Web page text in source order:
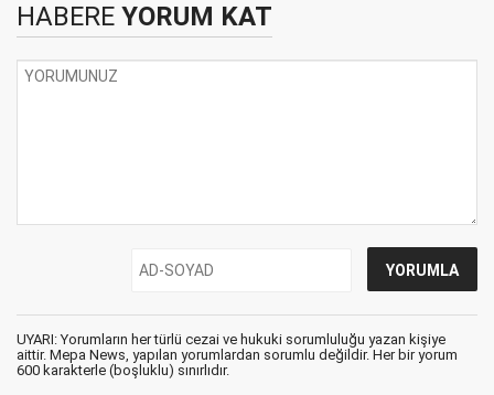
HABERE YORUM KAT
UYARI: Yorumların her türlü cezai ve hukuki sorumluluğu yazan kişiye
aittir. Mepa News, yapılan yorumlardan sorumlu değildir. Her bir yorum
600 karakterle (boşluklu) sınırlıdır.